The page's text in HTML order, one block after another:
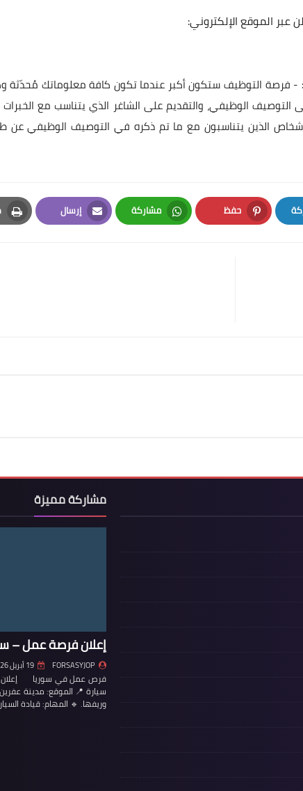
عبر الموقع الإلكتروني:
- فرصة التوظيف ستكون أكبر عندما تكون كافة معلوماتك مُحدّثة
التوصيف الوظيفي، والتقديم على الشاغر الذي يتناسب مع
الذين يتناسبون مع ما تم ذكره في التوصيف الوظيفي عن
حفظ
Pinterest
مشاركة
Whatsapp
إرسال
Email
مشاركة مميزة
إعلان فرصة عمل –
FORSASYJOP 19 أبريل 2026
فرص عمل في سوريا إعلان
سيارة 📍 الموقع: مدينة
وريفها. 🔹 المهام: قيادة